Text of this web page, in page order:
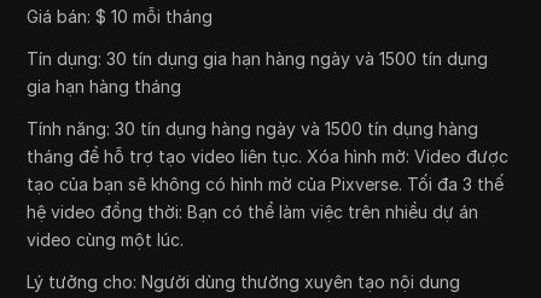
Giá bán: $ 10 mỗi tháng
Tín dụng: 30 tín dụng gia hạn hàng ngày và 1500 tín dụng
gia hạn hàng tháng
Tính năng: 30 tín dụng hàng ngày và 1500 tín dụng hàng
tháng để hỗ trợ tạo video liên tục. Xóa hình mờ: Video được
tạo của bạn sẽ không có hình mờ của Pixverse. Tối đa 3 thế
hệ video đồng thời: Bạn có thể làm việc trên nhiều dự án
video cùng một lúc.
Lý tưởng cho: Người dùng thường xuyên tạo nội dung